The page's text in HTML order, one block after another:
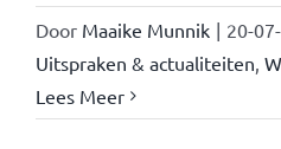
Door Maaike Munnik | 20-
Uitspraken & actualiteiten
Lees Meer